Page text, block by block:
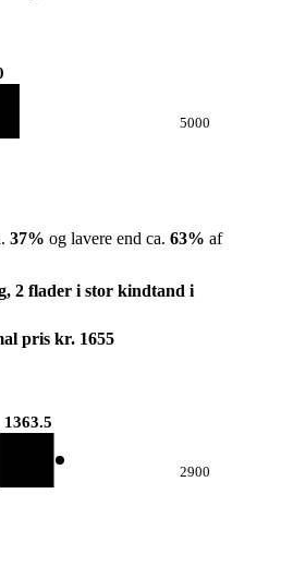
5000
37% og lavere end ca. 63% af
2 flader i stor kindtand i
pris kr. 1655
1363.5
2900